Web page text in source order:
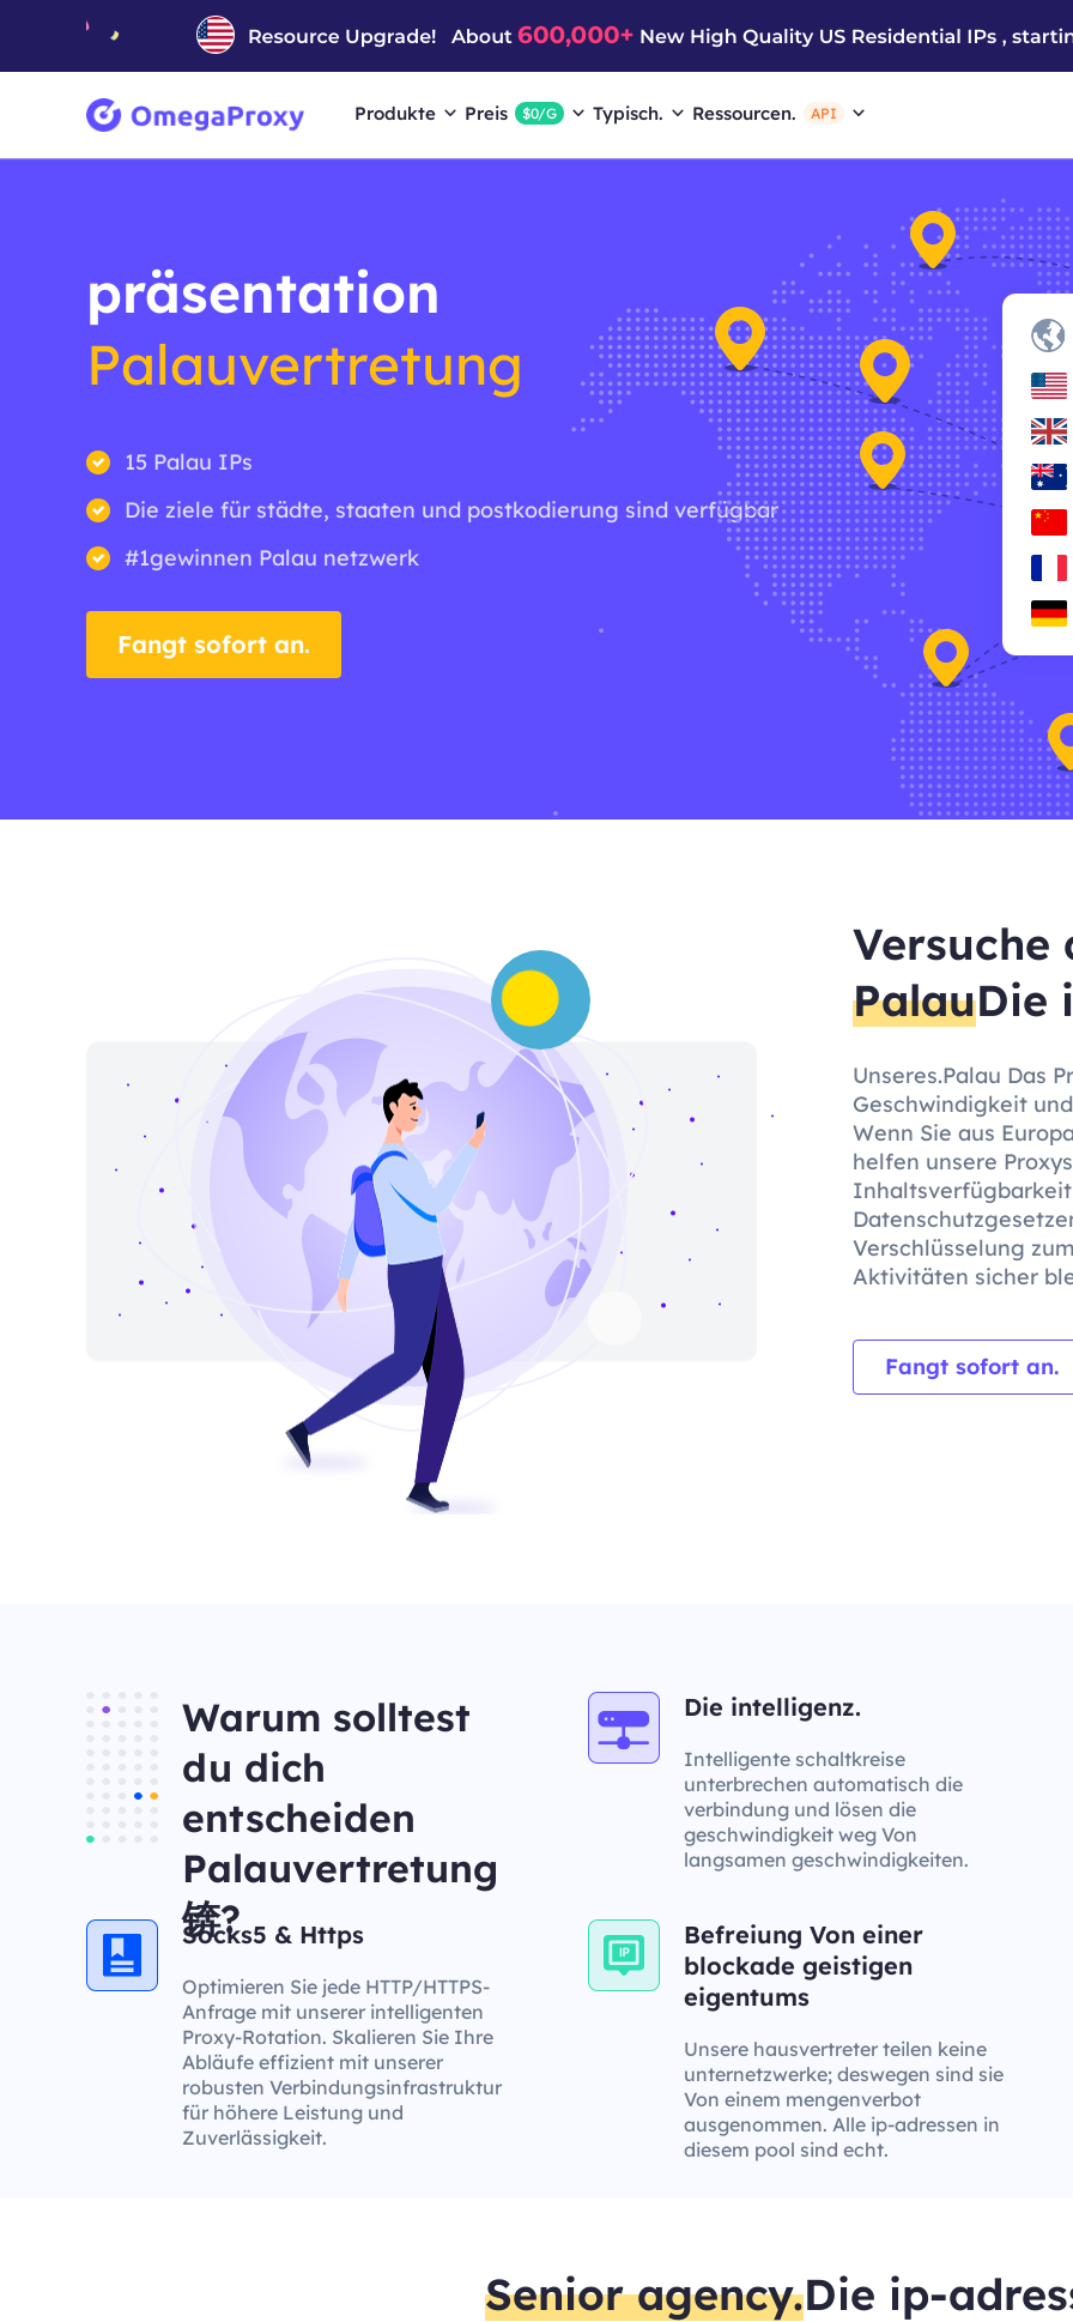
Produkte Preis $0/G Typisch. Ressourcen. API
präsentation
Palauvertretung
15 Palau IPs
Die ziele für städte, staaten und postkodierung sind verfügbar
#1gewinnen Palau netzwerk
Fangt sofort an.
Versuche
PalauDie
Unseres.Palau Das
Geschwindigkeit
Wenn Sie aus
helfen unsere
Inhaltsverfügbarkeit
Verschlüsselung
Aktivitäten sicher
Fangt sofort an.
Warum solltest
du dich
entscheiden
Palauvertretung
锛?
Die intelligenz.
Intelligente schaltkreise
unterbrechen automatisch die
verbindung und lösen die
geschwindigkeit weg Von
langsamen geschwindigkeiten.
Socks5 & Https
Optimieren Sie jede HTTP/HTTPS-
Anfrage mit unserer intelligenten
Proxy-Rotation. Skalieren Sie Ihre
Abläufe effizient mit unserer
robusten Verbindungsinfrastruktur
für höhere Leistung und
Zuverlässigkeit.
Befreiung Von einer
blockade geistigen
eigentums
Unsere hausvertreter teilen keine
unternetzwerke; deswegen sind sie
Von einem mengenverbot
ausgenommen. Alle ip-adressen in
diesem pool sind echt.
Senior agency.Die ip-